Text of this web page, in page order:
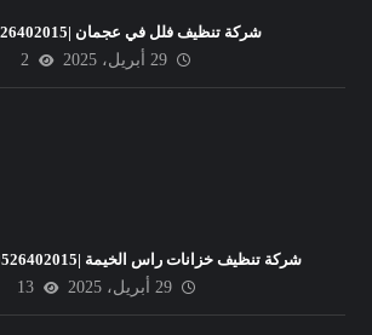
شركة تنظيف فلل في عجمان |0526402015| تعقيم
29 أبريل، 2025
2
شركة تنظيف خزانات راس الخيمة |0526402015| تعقيم وتطهير
29 أبريل، 2025
13